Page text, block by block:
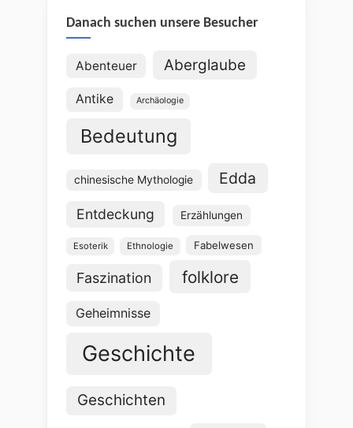
Danach suchen unsere Besucher
Abenteuer Aberglaube
Antike Archäologie
Bedeutung
chinesische Mythologie Edda
Entdeckung Erzählungen
Esoterik Ethnologie Fabelwesen
Faszination folklore
Geheimnisse
Geschichte
Geschichten